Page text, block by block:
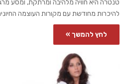
טנטרה היא חוויה מלהיבה ומרתקת, ומסע
להיכרות מחודשת עם מקורות העוצמה
לחץ להמשך »